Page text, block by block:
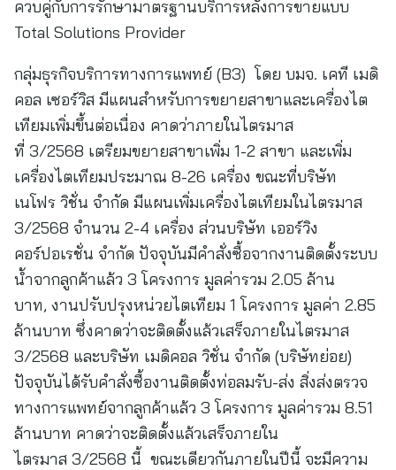
ควบคู่กับการรักษามาตรฐานบริการหลังการขายแบบ
Total Solutions Provider
กลุ่มธุรกิจบริการทางการแพทย์ (B3) โดย บมจ. เคที เมดิ
คอล เซอร์วิส มีแผนสำหรับการขยายสาขาและเครื่องไต
เทียมเพิ่มขึ้นต่อเนื่อง คาดว่าภายในไตรมาส
ที่ 3/2568 เตรียมขยายสาขาเพิ่ม 1-2 สาขา และเพิ่ม
เครื่องไตเทียมประมาณ 8-26 เครื่อง ขณะที่บริษัท
เนโฟร วิชั่น จำกัด มีแผนเพิ่มเครื่องไตเทียมในไตรมาส
3/2568 จำนวน 2-4 เครื่อง ส่วนบริษัท เออร์วิง
คอร์ปอเรชั่น จำกัด ปัจจุบันมีคำสั่งซื้อจากงานติดตั้งระบบ
น้ำจากลูกค้าแล้ว 3 โครงการ มูลค่ารวม 2.05 ล้าน
บาท, งานปรับปรุงหน่วยไตเทียม 1 โครงการ มูลค่า 2.85
ล้านบาท ซึ่งคาดว่าจะติดตั้งแล้วเสร็จภายในไตรมาส
3/2568 และบริษัท เมดิคอล วิชั่น จำกัด (บริษัทย่อย)
ปัจจุบันได้รับคำสั่งซื้องานติดตั้งท่อลมรับ-ส่ง สิ่งส่งตรวจ
ทางการแพทย์จากลูกค้าแล้ว 3 โครงการ มูลค่ารวม 8.51
ล้านบาท คาดว่าจะติดตั้งแล้วเสร็จภายใน
ไตรมาส 3/2568 นี้ ขณะเดียวกันภายในปีนี้ จะมีความ